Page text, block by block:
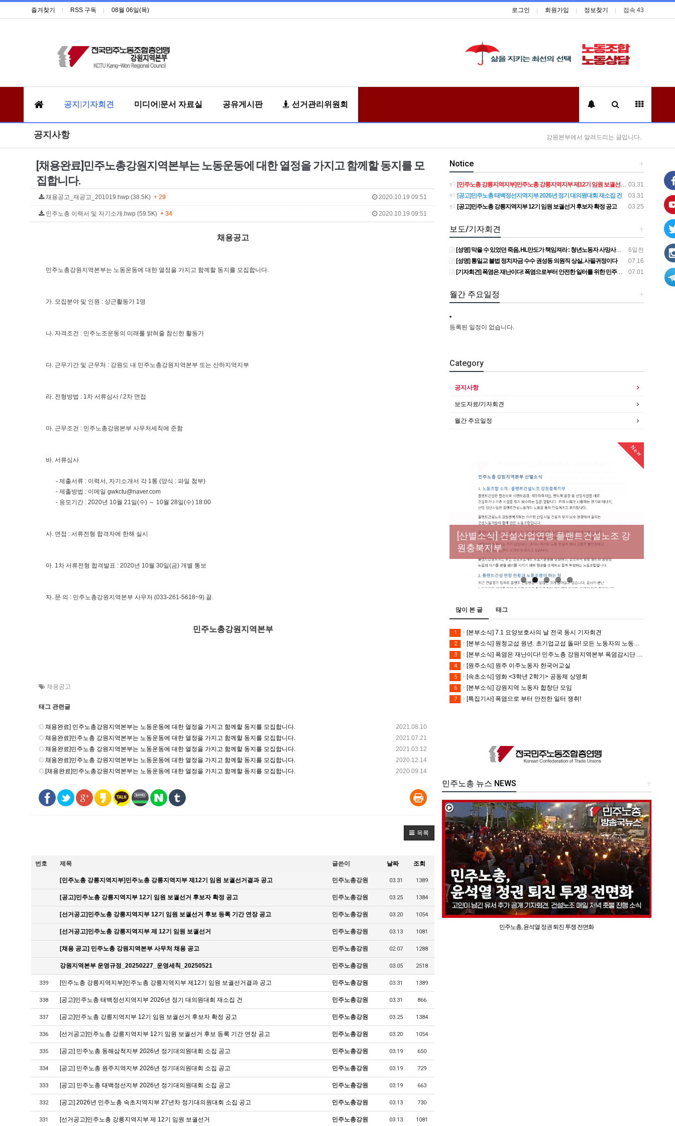
즐겨찾기 RSS 구독 08월 06일(목) 로그인 회원가입 정보찾기 접속 43
공지|기자회견 미디어|문서 자료실 공유게시판 선거관리위원회
공지사항 강원본부에서 알려드리는 글입니다.
[채용완료]민주노총강원지역본부는 노동운동에 대한 열정을 가지고 함께할 동지를 모
집합니다.
2020.10.19 09:51
채용공고_재공고_201019.hwp (38.5K) + 29
2020.10.19 09:51
민주노총 이력서 및 자기소개.hwp (59.5K) + 34
채용공고
민주노총강원지역본부는 노동운동에 대한 열정을 가지고 함께할 동지를 모집합니다.
가. 모집분야 및 인원 : 상근활동가 1명
나. 자격조건 : 민주노조운동의 미래를 밝혀줄 참신한 활동가
다. 근무기간 및 근무처 : 강원도 내 민주노총강원지역본부 또는 산하지역지부
라. 전형방법 : 1차 서류심사 / 2차 면접
마. 근무조건 : 민주노총강원본부 사무처세칙에 준함
바. 서류심사
- 제출서류 : 이력서 , 자기소개서 각 1통 (양식 : 파일 첨부)
- 제출방법 : 이메일 gwkctu@naver.com
- 응모기간 : 2020년 10월 21일(수) ～ 10월 28일(수) 18:00
사. 면접 : 서류전형 합격자에 한해 실시
아. 1차 서류전형 합격발표 : 2020년 10월 30일(금) 개별 통보
자. 문 의 : 민주노총강원지역본부 사무처 (033-261-5618~9).끝.
민주노총강원지역본부
채용공고
태그 관련글
2021.08.10
채용완료] 민주노총강원지역본부는 노동운동에 대한 열정을 가지고 함께할 동지를 모집합니다.
2021.07.21
채용완료]민주노총 강원지역본부는 노동운동에 대한 열정을 가지고 함께할 동지를 모집합니다.
2021.03.12
채용완료]민주노총 강원지역본부는 노동운동에 대한 열정을 가지고 함께할 동지를 모집합니다.
2020.12.14
채용완료]민주노총 강원지역본부는 노동운동에 대한 열정을 가지고 함께할 동지를 모집합니다.
2020.09.14
[채용완료]민주노총강원지역본부는 노동운동에 대한 열정을 가지고 함께할 동지를 모집합니다.
목록
번호 제목 글쓴이 날짜 조회
[민주노총 강릉지역지부]민주노총 강릉지역지부 제12기 임원 보궐선거결과 공고 민주노총강원 03.31 1389
[공고]민주노총 강릉지역지부 12기 임원 보궐선거 후보자 확정 공고 민주노총강원 03.25 1384
[선거공고]민주노총 강릉지역지부 12기 임원 보궐선거 후보 등록 기간 연장 공고 민주노총강원 03.20 1054
[선거공고]민주노총 강릉지역지부 제 12기 임원 보궐선거 민주노총강원 03.13 1081
[채용 공고] 민주노총 강원지역본부 사무처 채용 공고 민주노총강원 02.07 1288
강원지역본부 운영규정_20250227_운영세칙_20250521 민주노총강원 03.05 2518
339 [민주노총 강릉지역지부]민주노총 강릉지역지부 제12기 임원 보궐선거결과 공고 민주노총강원 03.31 1389
338 [공고]민주노총 태백정선지역지부 2026년 정기 대의원대회 재소집 건 민주노총강원 03.31 866
337 [공고]민주노총 강릉지역지부 12기 임원 보궐선거 후보자 확정 공고 민주노총강원 03.25 1384
336 [선거공고]민주노총 강릉지역지부 12기 임원 보궐선거 후보 등록 기간 연장 공고 민주노총강원 03.20 1054
335 [공고] 민주노총 동해삼척지부 2026년 정기대의원대회 소집 공고 민주노총강원 03.19 650
334 [공고] 민주노총 원주지역지부 2026년 정기대의원대회 소집 공고 민주노총강원 03.19 729
333 [공고] 민주노총 태백정선지부 2026년 정기대의원대회 소집 공고 민주노총강원 03.19 663
332 [공고] 2026년 민주노총 속초지역지부 27년차 정기대의원대회 소집 공고 민주노총강원 03.13 730
331 [선거공고]민주노총 강릉지역지부 제 12기 임원 보궐선거 민주노총강원 03.13 1081
+
Notice
03.31
[민주노총 강릉지역지부]민주노총 강릉지역지부 제12기 임원 보궐선거결과 공고
03.31
[공고]민주노총 태백정선지역지부 2026년 정기 대의원대회 재소집 건
03.25
[공고]민주노총 강릉지역지부 12기 임원 보궐선거 후보자 확정 공고
+
보도/기자회견
6일전
[성명] 막을 수 있었던 죽음, HL만도가 책임져라 : 청년노동자 사망사고의 철저한 진상규명과 재발방지 대책 마련하라
07.16
[성명] 통일교 불법 정치자금 수수 권성동 의원직 상실, 사필귀정이다
07.01
[기자회견] 폭염은 재난이다! 폭염으로부터 안전한 일터를 위한 민주노총 강원지역본부 폭염감시단 선포 기자회견
+
월간 주요일정
등록된 일정이 없습니다.
Category
공지사항
보도자료/기자회견
월간 주요일정
New
[성명] 막을 수 있었던 죽음, HL만도가 책임져
라 : 청년노동자 사망사고의 철저한 진상규명
과 재발방지 대책 마련하라
New
[산별소식] 건설산업연맹 플랜트건설노조 강
원충북지부
New
[강릉,속초,원주,춘천] 폭염감시단 사업 이모저
모
[조합원☆인터뷰] 서비스연맹 전국학교비정
규직노동조합 강원지부 김유미 춘천지회장
[본부소식] 강원지역 노동자 합창단 모임
많이 본 글 태그
1 [본부소식] 7.1 요양보호사의 날 전국 동시 기자회견
2 [본부소식] 원청교섭 원년. 초기업교섭 돌파! 모든 노동자의 노동기본권 쟁취! 민주노총 7.15 총파업대회
3 [본부소식] 폭염은 재난이다! 민주노총 강원지역본부 폭염감시단 선포 기자회견
4 [원주소식] 원주 이주노동자 한국어교실
5 [속초소식] 영화 <3학년 2학기> 공동체 상영회
6 [본부소식] 강원지역 노동자 합창단 모임
7 [특집기사] 폭염으로 부터 안전한 일터 쟁취!
+
민주노총 뉴스 NEWS
민주노총, 윤석열 정권 퇴진 투쟁 전면화